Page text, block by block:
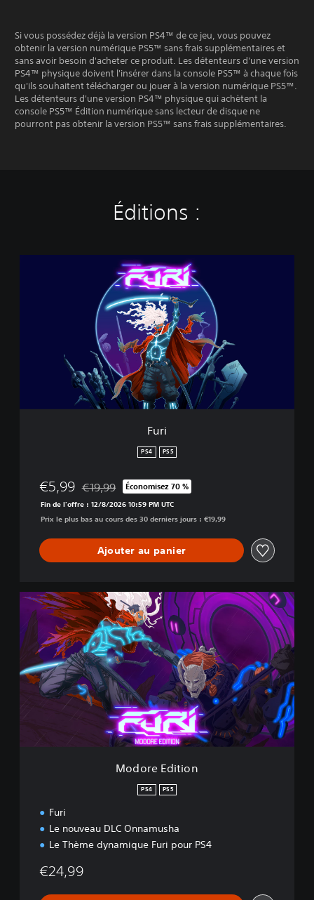
Si vous possédez déjà la version PS4™ de ce jeu, vous pouvez
obtenir la version numérique PS5™ sans frais supplémentaires et
sans avoir besoin d'acheter ce produit. Les détenteurs d'une version
PS4™ physique doivent l'insérer dans la console PS5™ à chaque fois
qu'ils souhaitent télécharger ou jouer à la version numérique PS5™.
Les détenteurs d'une version PS4™ physique qui achètent la
console PS5™ Édition numérique sans lecteur de disque ne
pourront pas obtenir la version PS5™ sans frais supplémentaires.
Éditions :
Furi
PS4 PS5
€5,99 Remise par rapport au prix d'origine de €19,99
€19,99 Économisez 70 %
Fin de l'offre : 12/8/2026 10:59 PM UTC
Prix le plus bas au cours des 30 derniers jours : €19,99
Ajouter au panier
M
o
r
E
Modore Edition
PS4 PS5
Furi
Le nouveau DLC Onnamusha
Le Thème dynamique Furi pour PS4
€24,99